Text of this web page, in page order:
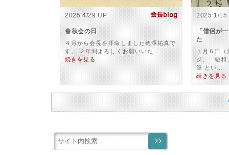
2025 4/29 UP
春秋会の日
４月から会長を拝命しました徳澤祐真で
す。 ２年間よろしくお願いいた…
続きを見る
2025 1/15
「僧侶が
た
１月６日（
ジ、「融和
筆 とい…
続きを見る